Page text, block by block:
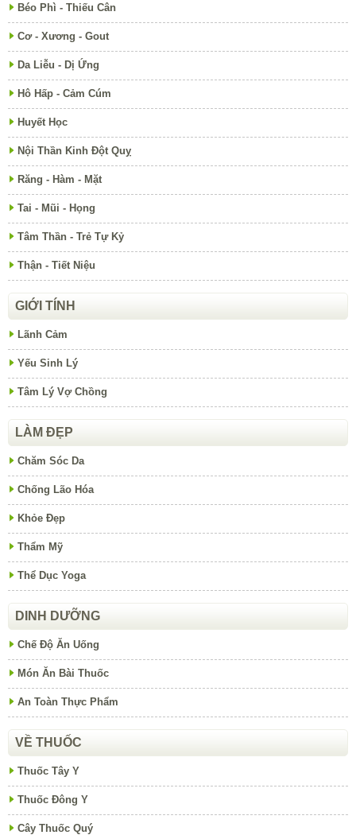
Béo Phì - Thiếu Cân
Cơ - Xương - Gout
Da Liễu - Dị Ứng
Hô Hấp - Cảm Cúm
Huyết Học
Nội Thần Kinh Đột Quỵ
Răng - Hàm - Mặt
Tai - Mũi - Họng
Tâm Thần - Trẻ Tự Kỷ
Thận - Tiết Niệu
GIỚI TÍNH
Lãnh Cảm
Yếu Sinh Lý
Tâm Lý Vợ Chồng
LÀM ĐẸP
Chăm Sóc Da
Chống Lão Hóa
Khỏe Đẹp
Thẩm Mỹ
Thể Dục Yoga
DINH DƯỠNG
Chế Độ Ăn Uống
Món Ăn Bài Thuốc
An Toàn Thực Phẩm
VỀ THUỐC
Thuốc Tây Y
Thuốc Đông Y
Cây Thuốc Quý